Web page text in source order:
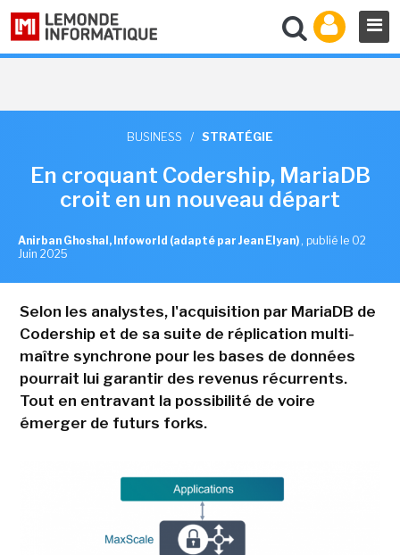
BUSINESS / STRATÉGIE
En croquant Codership, MariaDB
croit en un nouveau départ
Anirban Ghoshal, Infoworld (adapté par Jean Elyan) , publié le 02
Juin 2025
Selon les analystes, l'acquisition par MariaDB de
Codership et de sa suite de réplication multi-
maître synchrone pour les bases de données
pourrait lui garantir des revenus récurrents.
Tout en entravant la possibilité de voire
émerger de futurs forks.